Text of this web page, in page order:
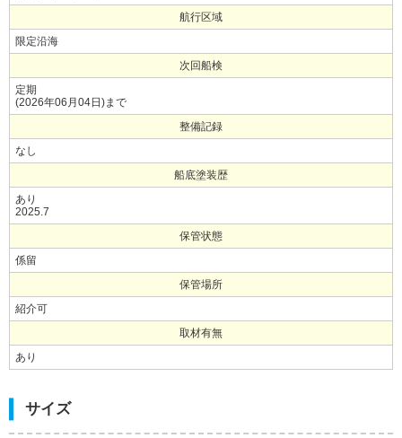
航行区域
限定沿海
次回船検
定期
(2026年06月04日)まで
整備記録
なし
船底塗装歴
あり
2025.7
保管状態
係留
保管場所
紹介可
取材有無
あり
サイズ